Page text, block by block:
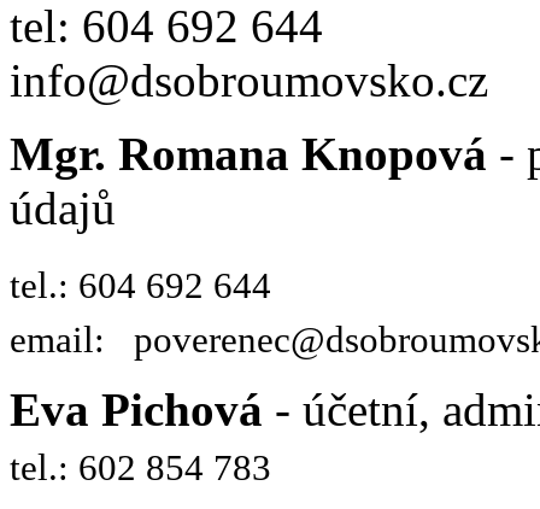
tel: 604 692
info@dsobroumovsko.cz
Mgr. Romana Knopová -
údajů
tel.: 604 692 644
email:
Eva Pichová - účetní,
tel.: 602 854 783